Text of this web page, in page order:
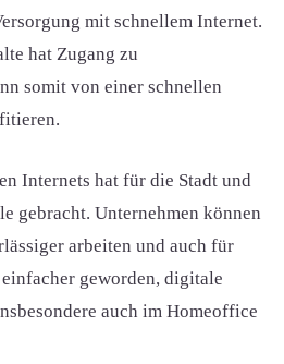
mit schnellem Internet.
hat Zugang zu
somit von einer schnellen
Internets hat für die Stadt und
gebracht. Unternehmen können
arbeiten und auch für
geworden, digitale
auch im Homeoffice